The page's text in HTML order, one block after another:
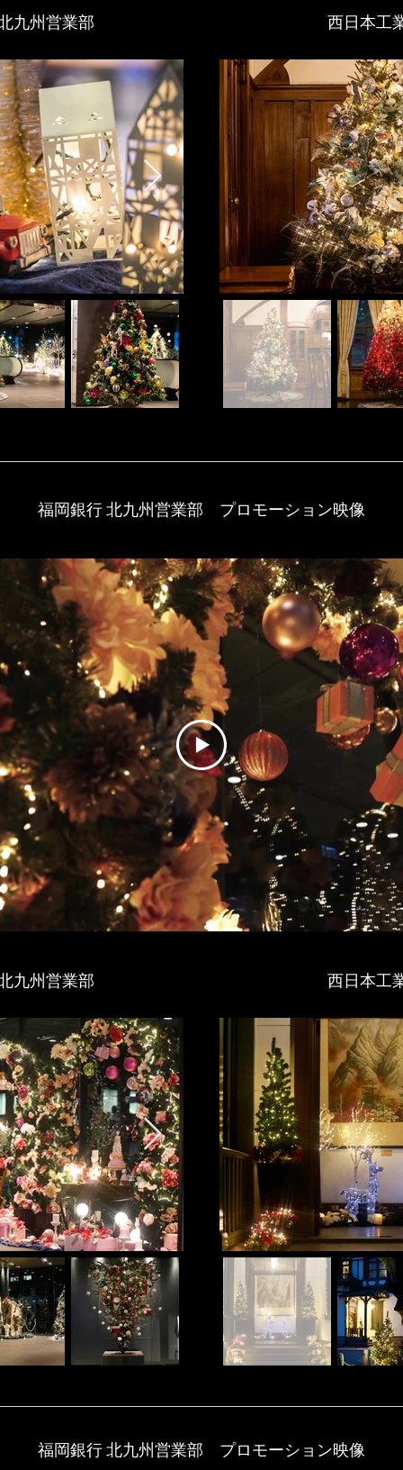
九州営業部 西日本工
福岡銀行 北九州営業部 プロモーション映像
九州営業部 西日本工
福岡銀行 北九州営業部 プロモーション映像